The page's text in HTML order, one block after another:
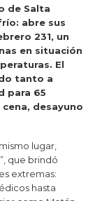
de Salta
abre sus
231, un
en situación
El
tanto a
para 65
desayuno
lugar,
que brindó
extremas:
hasta